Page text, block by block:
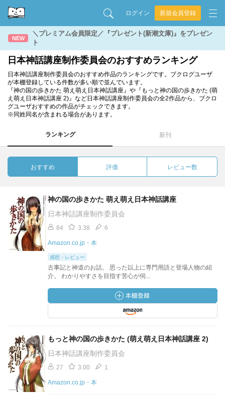
ログイン 新規会員登録
NEW
＼プレミアム会員限定／『プレゼント(新潮文庫)』をプレゼン
ト
日本神話講座制作委員会のおすすめランキング
日本神話講座制作委員会のおすすめ作品のランキングです。ブクログユーザ
が本棚登録している件数が多い順で並んでいます。
『神の国の歩きかた 萌え萌え日本神話講座』や『もっと神の国の歩きかた (萌
え萌え日本神話講座 2)』など日本神話講座制作委員会の全2作品から、ブクロ
グユーザおすすめの作品がチェックできます。
※同姓同名が含まれる場合があります。
ランキング 新刊
おすすめ 評価 レビュー数
神の国の歩きかた 萌え萌え日本神話講座
日本神話講座制作委員会
84 3.38 6
Amazon.co.jp・本
感想・レビュー
古事記と神道のお話。 思った以上に専門用語と登場人物の紹
介。 わかりやすさを目指す苦心が伺...
もっと神の国の歩きかた (萌え萌え日本神話講座 2)
日本神話講座制作委員会
27 3.00 1
Amazon.co.jp・本